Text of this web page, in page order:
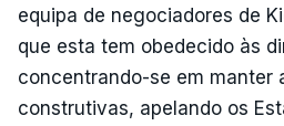
equipa de negociadores de
que esta tem obedecido às
concentrando-se em manter
construtivas, apelando os